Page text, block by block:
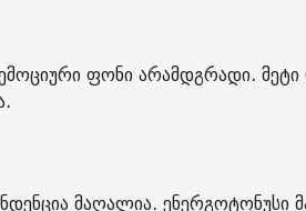
ფონი არამდგრადი. მეტი
მაღალია. ენერგოტონუსი